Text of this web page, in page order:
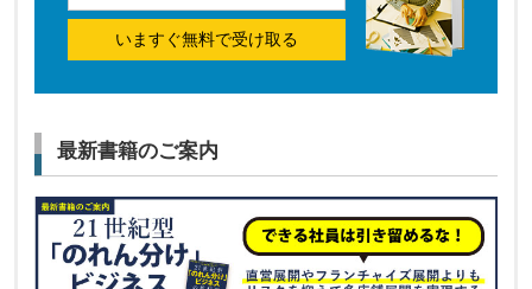
いますぐ無料で受け取る
最新書籍のご案内